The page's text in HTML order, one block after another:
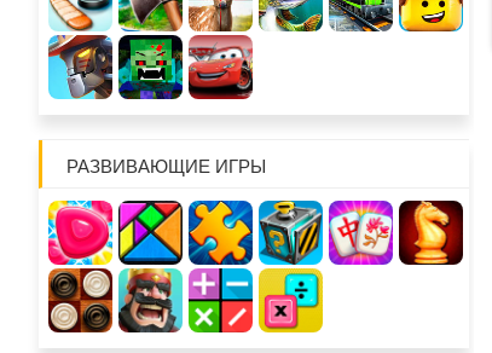
РАЗВИВАЮЩИЕ ИГРЫ